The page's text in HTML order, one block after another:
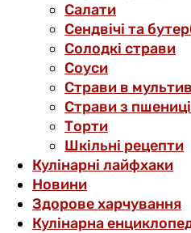
Салати
Сендвічі та
Солодкі страви
Соуси
Страви в
Страви з пшениці
Торти
Шкільні рецепти
Кулінарні лайфхаки
Новини
Здорове харчування
Кулінарна